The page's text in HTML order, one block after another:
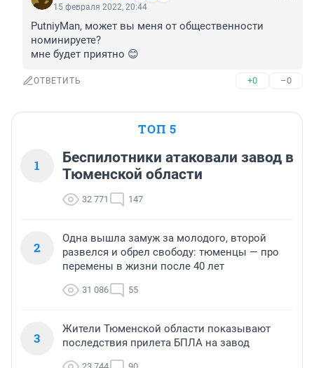
15 февраля 2022, 20:44
PutniyMan, может вы меня от общественности
номинируете?
мне будет приятно 😊
ОТВЕТИТЬ +0 –0
ТОП 5
1
Беспилотники атаковали завод в
Тюменской области
32 771 147
2
Одна вышла замуж за молодого, второй
развелся и обрел свободу: тюменцы — про
перемены в жизни после 40 лет
31 086 55
3
Жители Тюменской области показывают
последствия прилета БПЛА на завод